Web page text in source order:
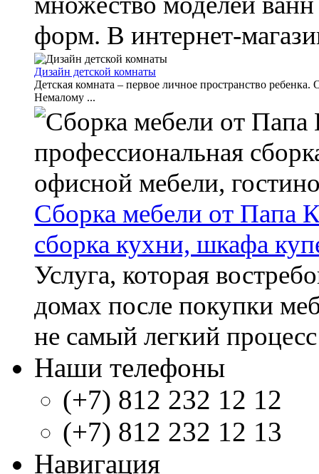
форм. В интернет-
Дизайн детской комнаты
Детская комната – первое личное пространство
Немалому ...
Сборка мебели от Папа
сборка кухни, шкафа
Услуга, которая
домах после покупки
не самый легкий
Наши телефоны
(+7) 812 232 12 12
(+7) 812 232 12 13
Навигация